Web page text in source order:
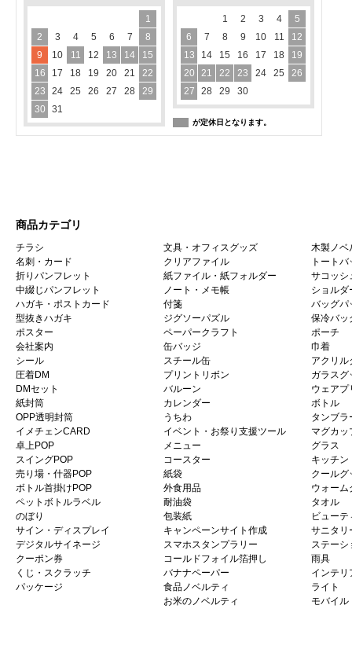
1
2
3 4 5 6 7
8
9
10 11 12 13 14
15
16
17 18 19 20 21
22
23
24 25 26 27 28
29
30
31
1 2 3 4
5
6
7 8 9 10 11
12
13
14 15 16 17 18
19
20
21 22 23 24 25
26
27
28 29 30
が定休日となります。
商品カテゴリ
チラシ
名刺・カード
折りパンフレット
中綴じパンフレット
ハガキ・ポストカード
型抜きハガキ
ポスター
会社案内
シール
圧着DM
DMセット
紙封筒
OPP透明封筒
イメチェンCARD
卓上POP
スイングPOP
売り場・什器POP
ボトル首掛けPOP
ペットボトルラベル
のぼり
サイン・ディスプレイ
デジタルサイネージ
クーポン券
くじ・スクラッチ
パッケージ
文具・オフィスグッズ
クリアファイル
紙ファイル・紙フォルダー
ノート・メモ帳
付箋
ジグソーパズル
ペーパークラフト
缶バッジ
スチール缶
プリントリボン
バルーン
カレンダー
うちわ
イベント・お祭り支援ツール
メニュー
コースター
紙袋
外食用品
耐油袋
包装紙
キャンペーンサイト作成
スマホスタンプラリー
コールドフォイル箔押し
バナナペーパー
食品ノベルティ
お米のノベルティ
木製ノベ
トートバ
サコッシ
ショルダ
バッグパ
保冷バッ
ポーチ
巾着
アクリル
ガラスグ
ウェアプ
ボトル
タンブラ
マグカッ
グラス
キッチン
クールグ
ウォーム
タオル
ビューテ
サニタリ
ステーシ
雨具
インテリ
ライト
モバイル